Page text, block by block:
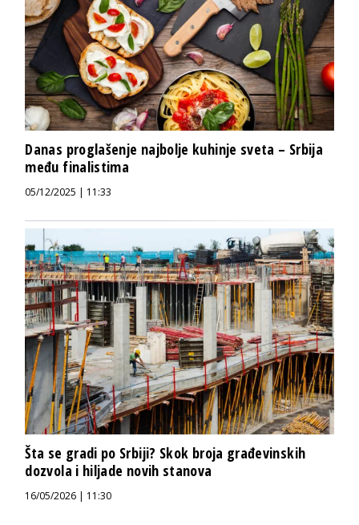
Danas proglašenje najbolje kuhinje sveta – Srbija
među finalistima
05/12/2025 | 11:33
Šta se gradi po Srbiji? Skok broja građevinskih
dozvola i hiljade novih stanova
16/05/2026 | 11:30